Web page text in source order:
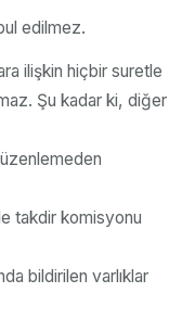
edilmez.
ilişkin hiçbir suretle
Şu kadar ki, diğer
takdir komisyonu
bildirilen varlıklar